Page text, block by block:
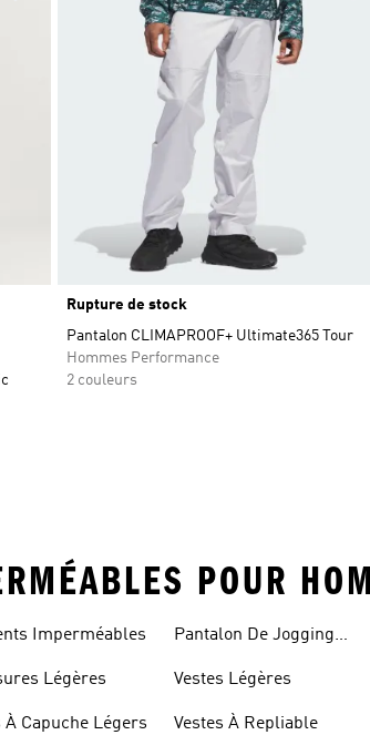
Rupture de stock
Pantalon CLIMAPROOF+ Ultimate365 Tour
Hommes Performance
2 couleurs
POUR
Imperméables
Légères
À Capuche Légers
Pantalon De Jogging
Vestes Légères
Vestes À Repliable